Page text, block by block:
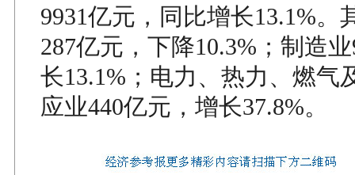
9931亿元，同比增长13.1%。
287亿元，下降10.3%；制造
长13.1%；电力、热力、燃气
应业440亿元，增长37.8%。